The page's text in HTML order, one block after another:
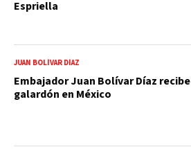
Espriella
JUAN BOLÍVAR DÍAZ
Embajador Juan Bolívar Díaz recibe
galardón en México